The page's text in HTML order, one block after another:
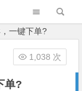
一键下单?
单?
1,038 次